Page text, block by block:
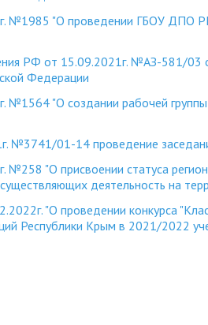
№1985 "О проведении ГБОУ ДПО
РФ от 15.09.2021г. №АЗ-581/03
Федерации
"О создании рабочей группы
01-14 проведение
"О присвоении статуса
деятельность на
"О проведении конкурса
Республики Крым в 2021/2022